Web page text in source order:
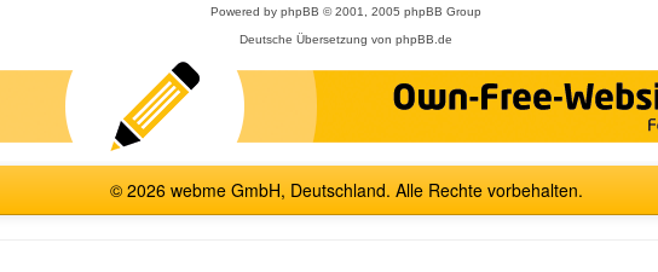
Powered by phpBB © 2001, 2005 phpBB Group
Deutsche Übersetzung von phpBB.de
© 2026 webme GmbH, Deutschland. Alle Rechte vorbehalten.